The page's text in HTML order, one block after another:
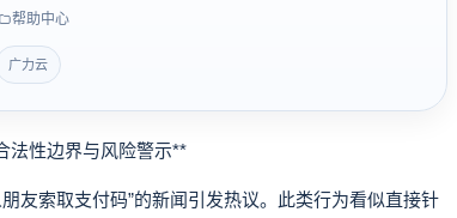
帮助中心
广力云
性边界与风险警示**
索取支付码”的新闻引发热议。此类行为看似直接针